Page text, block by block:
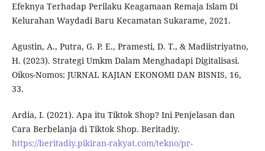
Efeknya Terhadap Perilaku Keagamaan Remaja Islam Di
Kelurahan Waydadi Baru Kecamatan Sukarame, 2021.
Agustin, A., Putra, G. P. E., Pramesti, D. T., & Madiistriyatno,
H. (2023). Strategi Umkm Dalam Menghadapi Digitalisasi.
Oikos-Nomos: JURNAL KAJIAN EKONOMI DAN BISNIS, 16,
33.
Ardia, I. (2021). Apa itu Tiktok Shop? Ini Penjelasan dan
Cara Berbelanja di Tiktok Shop. Beritadiy.
https://beritadiy.pikiran-rakyat.com/tekno/pr-